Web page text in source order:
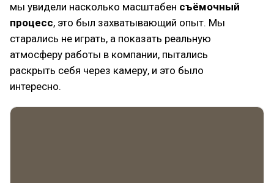
мы увидели насколько масштабен съёмочный
процесс, это был захватывающий опыт. Мы
старались не играть, а показать реальную
атмосферу работы в компании, пытались
раскрыть себя через камеру, и это было
интересно.